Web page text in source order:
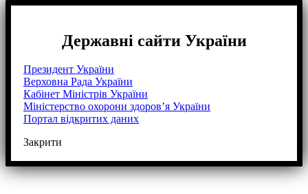
Державні сайти України
Президент України
Верховна Рада України
Кабінет Міністрів України
Міністерство охорони здоров’я України
Портал відкритих даних
Закрити